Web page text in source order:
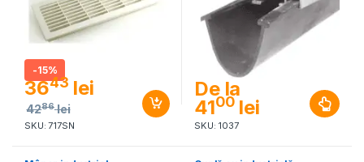
-15%
3643 lei
4286 lei
SKU: 717SN
De la
4100 lei
SKU: 1037